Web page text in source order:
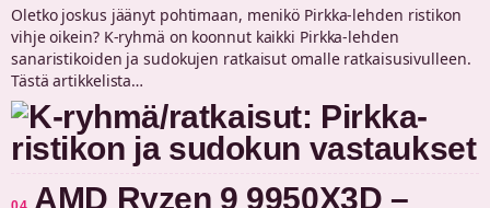
Oletko joskus jäänyt pohtimaan, menikö Pirkka-lehden ristikon
vihje oikein? K-ryhmä on koonnut kaikki Pirkka-lehden
sanaristikoiden ja sudokujen ratkaisut omalle ratkaisusivulleen.
Tästä artikkelista…
AMD Ryzen 9 9950X3D –